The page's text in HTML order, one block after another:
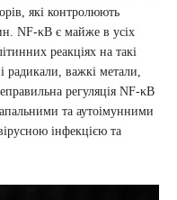
які контролюють
NF-κB є майже в усіх
реакціях на такі
радикали, важкі метали,
регуляція NF-κB
та аутоімунними
інфекцією та